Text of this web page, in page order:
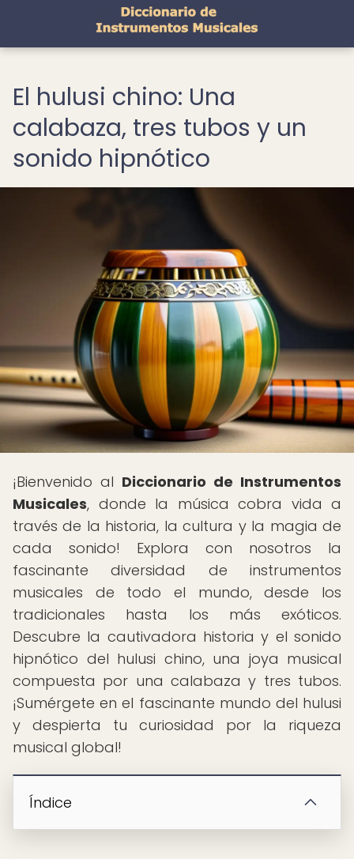
El hulusi chino: Una
calabaza, tres tubos y un
sonido hipnótico
¡Bienvenido al Diccionario de Instrumentos
Musicales, donde la música cobra vida a
través de la historia, la cultura y la magia de
cada sonido! Explora con nosotros la
fascinante diversidad de instrumentos
musicales de todo el mundo, desde los
tradicionales hasta los más exóticos.
Descubre la cautivadora historia y el sonido
hipnótico del hulusi chino, una joya musical
compuesta por una calabaza y tres tubos.
¡Sumérgete en el fascinante mundo del hulusi
y despierta tu curiosidad por la riqueza
musical global!
Índice